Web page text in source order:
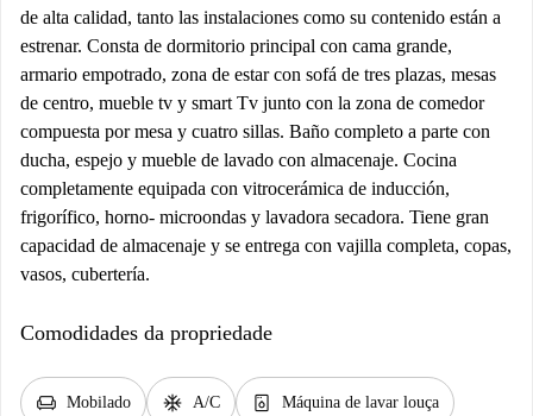
de alta calidad, tanto las instalaciones como su contenido están a
estrenar. Consta de dormitorio principal con cama grande,
armario empotrado, zona de estar con sofá de tres plazas, mesas
de centro, mueble tv y smart Tv junto con la zona de comedor
compuesta por mesa y cuatro sillas. Baño completo a parte con
ducha, espejo y mueble de lavado con almacenaje. Cocina
completamente equipada con vitrocerámica de inducción,
frigorífico, horno- microondas y lavadora secadora. Tiene gran
capacidad de almacenaje y se entrega con vajilla completa, copas,
vasos, cubertería.
Comodidades da propriedade
chair Mobilado ac_unit A/C dishwasher_gen Máquina de lavar louça